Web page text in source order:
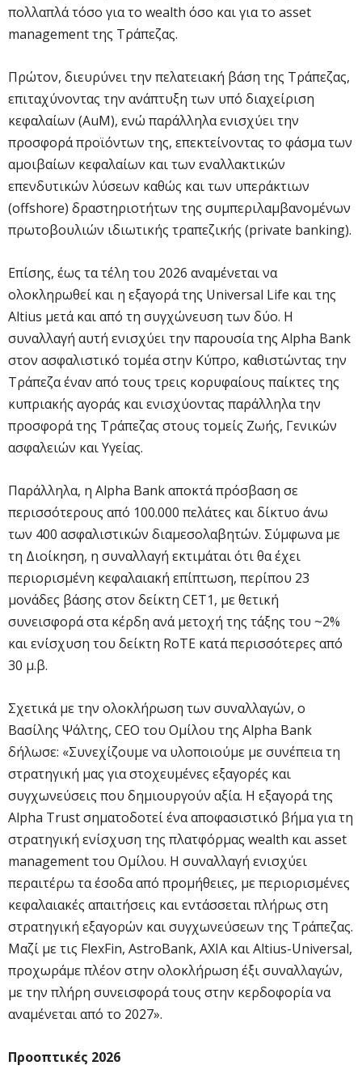
πολλαπλά τόσο για το wealth όσο και για το asset
management της Τράπεζας.
Πρώτον, διευρύνει την πελατειακή βάση της Τράπεζας,
επιταχύνοντας την ανάπτυξη των υπό διαχείριση
κεφαλαίων (AuM), ενώ παράλληλα ενισχύει την
προσφορά προϊόντων της, επεκτείνοντας το φάσμα των
αμοιβαίων κεφαλαίων και των εναλλακτικών
επενδυτικών λύσεων καθώς και των υπεράκτιων
(offshore) δραστηριοτήτων της συμπεριλαμβανομένων
πρωτοβουλιών ιδιωτικής τραπεζικής (private banking).
Επίσης, έως τα τέλη του 2026 αναμένεται να
ολοκληρωθεί και η εξαγορά της Universal Life και της
Altius μετά και από τη συγχώνευση των δύο. Η
συναλλαγή αυτή ενισχύει την παρουσία της Alpha Bank
στον ασφαλιστικό τομέα στην Κύπρο, καθιστώντας την
Τράπεζα έναν από τους τρεις κορυφαίους παίκτες της
κυπριακής αγοράς και ενισχύοντας παράλληλα την
προσφορά της Τράπεζας στους τομείς Ζωής, Γενικών
ασφαλειών και Υγείας.
Παράλληλα, η Alpha Bank αποκτά πρόσβαση σε
περισσότερους από 100.000 πελάτες και δίκτυο άνω
των 400 ασφαλιστικών διαμεσολαβητών. Σύμφωνα με
τη Διοίκηση, η συναλλαγή εκτιμάται ότι θα έχει
περιορισμένη κεφαλαιακή επίπτωση, περίπου 23
μονάδες βάσης στον δείκτη CET1, με θετική
συνεισφορά στα κέρδη ανά μετοχή της τάξης του ~2%
και ενίσχυση του δείκτη RoTE κατά περισσότερες από
30 μ.β.
Σχετικά με την ολοκλήρωση των συναλλαγών, ο
Βασίλης Ψάλτης, CEO του Ομίλου της Alpha Bank
δήλωσε: «Συνεχίζουμε να υλοποιούμε με συνέπεια τη
στρατηγική μας για στοχευμένες εξαγορές και
συγχωνεύσεις που δημιουργούν αξία. Η εξαγορά της
Alpha Trust σηματοδοτεί ένα αποφασιστικό βήμα για τη
στρατηγική ενίσχυση της πλατφόρμας wealth και asset
management του Ομίλου. Η συναλλαγή ενισχύει
περαιτέρω τα έσοδα από προμήθειες, με περιορισμένες
κεφαλαιακές απαιτήσεις και εντάσσεται πλήρως στη
στρατηγική εξαγορών και συγχωνεύσεων της Τράπεζας.
Μαζί με τις FlexFin, AstroBank, AXIA και Altius-Universal,
προχωράμε πλέον στην ολοκλήρωση έξι συναλλαγών,
με την πλήρη συνεισφορά τους στην κερδοφορία να
αναμένεται από το 2027».
Προοπτικές 2026